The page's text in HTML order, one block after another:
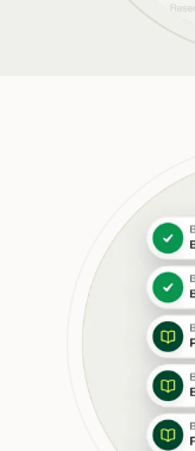
Pour les
Découvrez les